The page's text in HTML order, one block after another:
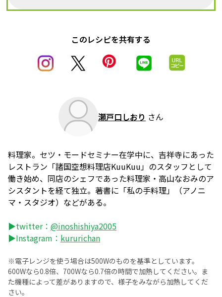
このレシピを共有する
瀬戸口しおり さん
料理家。セツ・モードセミナー在学中に、吉祥寺にあった
レストラン「諸国空想料理店KuuKuu」のスタッフとして
働き始め、同店のシェフであった料理家・高山なおみのア
シスタントを経て独立。著書に「私の手料理」（アノニ
マ・スタジオ）などがある。
▶twitter： @inoshishiya2005
▶Instagram： kururichan
※電子レンジを使う場合は500Wのものを基準としています。
600Wなら0.8倍、700Wなら0.7倍の時間で加熱してください。ま
た機種によって差がありますので、様子をみながら加熱してくだ
さい。